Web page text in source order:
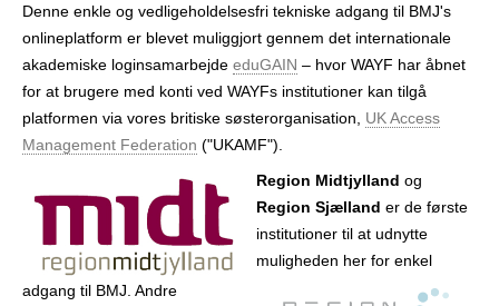
Denne enkle og vedligeholdelsesfri tekniske adgang til BMJ's
online­platform er blevet muliggjort gennem det internationale
akademiske login­samarbejde eduGAIN – hvor WAYF har åbnet
for at brugere med konti ved WAYFs institutioner kan tilgå
platformen via vores britiske søster­organisation, UK Access
Management Federation ("UKAMF").
Region Midtjylland og
Region Sjælland er de første
institutioner til at udnytte
muligheden her for enkel
adgang til BMJ. Andre